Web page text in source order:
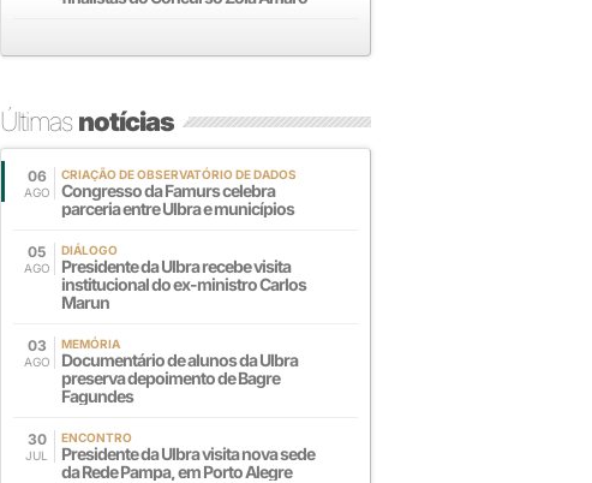
Últimasnotícias
06
AGO
CRIAÇÃO DE OBSERVATÓRIO DE DADOS
Congresso da Famurs celebra
parceria entre Ulbra e municípios
05
AGO
DIÁLOGO
Presidente da Ulbra recebe visita
institucional do ex-ministro Carlos
Marun
03
AGO
MEMÓRIA
Documentário de alunos da Ulbra
preserva depoimento de Bagre
Fagundes
30
JUL
ENCONTRO
Presidente da Ulbra visita nova sede
da Rede Pampa, em Porto Alegre